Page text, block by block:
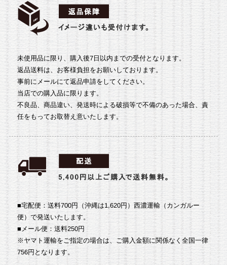
未使用品に限り、購入後7日以内までの受付となります。
返品送料は、お客様負担をお願いしております。
事前にメールにて返品申請をしてください。
当店での購入品に限ります。
不良品、商品違い、発送時による破損等で不備のあった場合、責
任をもってお取替え意いたします。
■宅配便：送料700円（沖縄は1,620円）西濃運輸（カンガルー
便）で発送いたします。
■メール便：送料250円
※ヤマト運輸をご指定の場合は、ご購入金額に関係なく全国一律
756円となります。